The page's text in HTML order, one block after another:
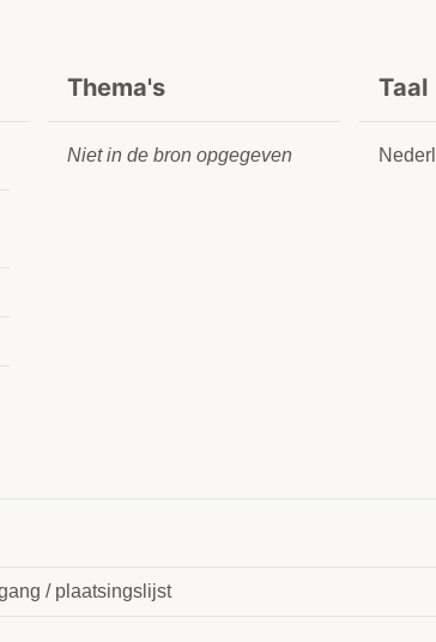
Thema's
Niet in de bron opgegeven
Taal
/ plaatsingslijst